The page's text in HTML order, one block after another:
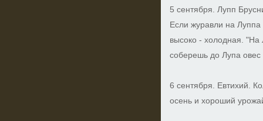
5 сентября. Лупп
Если журавли на Луппа
высоко - холодная.
соберешь до Лупа овес
6 сентября. Евтихий.
осень и хороший